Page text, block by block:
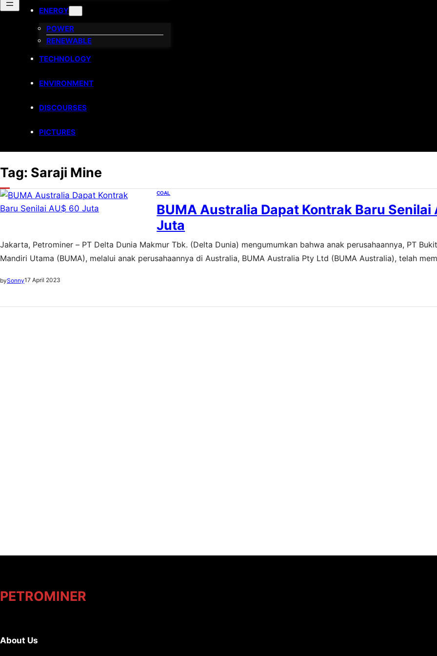
ENERGY
POWER
RENEWABLE
TECHNOLOGY
ENVIRONMENT
DISCOURSES
PICTURES
Tag: Saraji Mine
COAL
BUMA Australia Dapat Kontrak Baru Senilai
Juta
Jakarta, Petrominer – PT Delta Dunia Makmur Tbk. (Delta Dunia) mengumumkan bahwa anak perusahaannya, PT
Mandiri Utama (BUMA), melalui anak perusahaannya di Australia, BUMA Australia Pty Ltd (BUMA Australia), telah
tambang batubara metalurgi (metallurgical coal)…
bySonny17 April 2023
PETROMINER
About Us